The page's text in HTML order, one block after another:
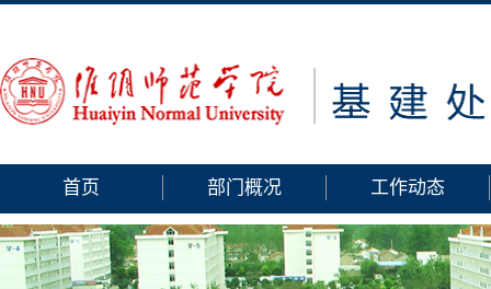
首页 部门概况 工作动态